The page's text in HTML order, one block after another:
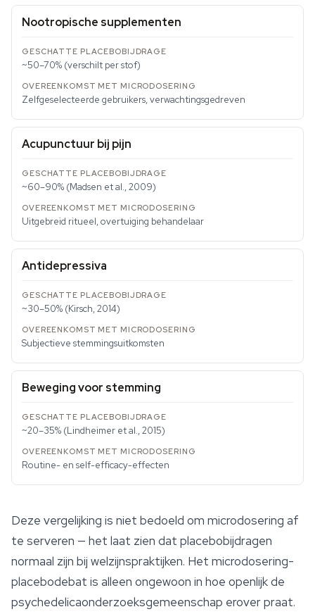
Nootropische supplementen
~50–70% (verschilt per stof)
Zelfgeselecteerde gebruikers, verwachtingsgedreven
Acupunctuur bij pijn
~60–90% (Madsen et al., 2009)
Uitgebreid ritueel, overtuiging behandelaar
Antidepressiva
~30–50% (Kirsch, 2014)
Subjectieve stemmingsuitkomsten
Beweging voor stemming
~20–35% (Lindheimer et al., 2015)
Routine- en self-efficacy-effecten
Deze vergelijking is niet bedoeld om microdosering af
te serveren — het laat zien dat placebobijdragen
normaal zijn bij welzijnspraktijken. Het microdosering-
placebodebat is alleen ongewoon in hoe openlijk de
psychedelicaonderzoeksgemeenschap erover praat.